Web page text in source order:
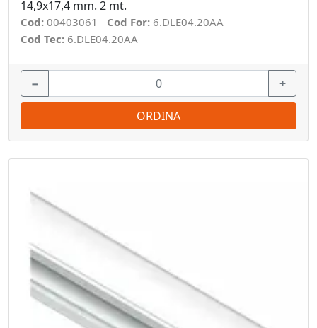
14,9x17,4 mm. 2 mt.
Cod: 00403061 Cod For: 6.DLE04.20AA
Cod Tec: 6.DLE04.20AA
− +
ORDINA